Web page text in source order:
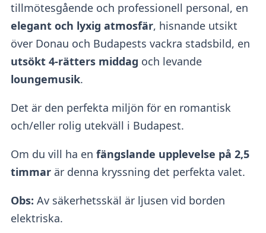
tillmötesgående och professionell personal, en
elegant och lyxig atmosfär, hisnande utsikt
över Donau och Budapests vackra stadsbild, en
utsökt 4-rätters middag och levande
loungemusik.
Det är den perfekta miljön för en romantisk
och/eller rolig utekväll i Budapest.
Om du vill ha en fängslande upplevelse på 2,5
timmarär denna kryssning det perfekta valet.
Obs: Av säkerhetsskäl är ljusen vid borden
elektriska.